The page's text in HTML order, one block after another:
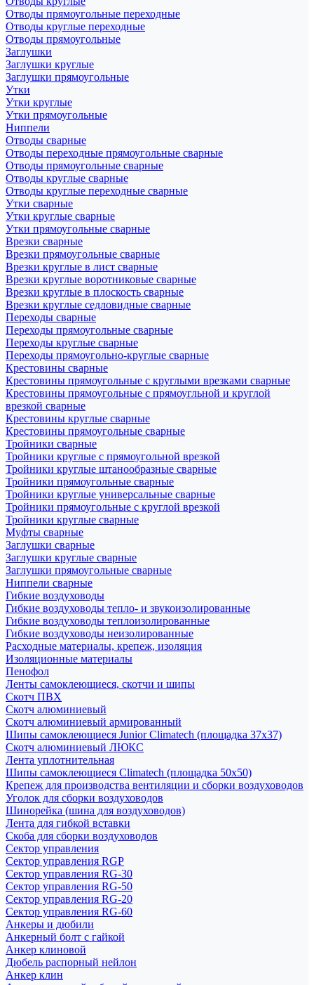
Отводы прямоугольные переходные
Отводы круглые переходные
Отводы прямоугольные
Заглушки
Заглушки круглые
Заглушки прямоугольные
Утки
Утки круглые
Утки прямоугольные
Ниппели
Отводы сварные
Отводы переходные прямоугольные сварные
Отводы прямоугольные сварные
Отводы круглые сварные
Отводы круглые переходные сварные
Утки сварные
Утки круглые сварные
Утки прямоугольные сварные
Врезки сварные
Врезки прямоугольные сварные
Врезки круглые в лист сварные
Врезки круглые воротниковые сварные
Врезки круглые в плоскость сварные
Врезки круглые седловидные сварные
Переходы сварные
Переходы прямоугольные сварные
Переходы круглые сварные
Переходы прямоугольно-круглые сварные
Крестовины сварные
Крестовины прямоугольные с круглыми врезками сварные
Крестовины прямоугольные с прямоугльной и круглой
врезкой сварные
Крестовины круглые сварные
Крестовины прямоугольные сварные
Тройники сварные
Тройники круглые с прямоугольной врезкой
Тройники круглые штанообразные сварные
Тройники прямоугольные сварные
Тройники круглые универсальные сварные
Тройники прямоугольные с круглой врезкой
Тройники круглые сварные
Муфты сварные
Заглушки сварные
Заглушки круглые сварные
Заглушки прямоугольные сварные
Ниппели сварные
Гибкие воздуховоды
Гибкие воздуховоды тепло- и звукоизолированные
Гибкие воздуховоды теплоизолированные
Гибкие воздуховоды неизолированные
Расходные материалы, крепеж, изоляция
Изоляционные материалы
Пенофол
Ленты самоклеющиеся, скотчи и шипы
Скотч ПВХ
Скотч алюминиевый
Скотч алюминиевый армированный
Шипы самоклеющиеся Junior Climatech (площадка 37х37)
Скотч алюминиевый ЛЮКС
Лента уплотнительная
Шипы самоклеющиеся Climatech (площадка 50х50)
Крепеж для производства вентиляции и сборки воздуховодов
Уголок для сборки воздуховодов
Шинорейка (шина для воздуховодов)
Лента для гибкой вставки
Скоба для сборки воздуховодов
Сектор управления
Сектор управления RGP
Сектор управления RG-30
Сектор управления RG-50
Сектор управления RG-20
Сектор управления RG-60
Анкеры и дюбили
Анкерный болт с гайкой
Анкер клиновой
Дюбель распорный нейлон
Анкер клин